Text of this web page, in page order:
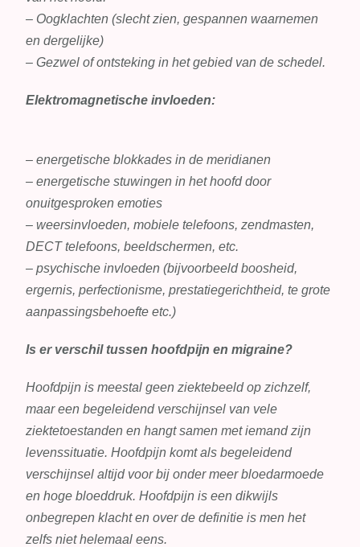
– Oogklachten (slecht zien, gespannen waarnemen
en dergelijke)
– Gezwel of ontsteking in het gebied van de schedel.
Elektromagnetische invloeden:
– energetische blokkades in de meridianen
– energetische stuwingen in het hoofd door
onuitgesproken emoties
– weersinvloeden, mobiele telefoons, zendmasten,
DECT telefoons, beeldschermen, etc.
– psychische invloeden (bijvoorbeeld boosheid,
ergernis, perfectionisme, prestatiegerichtheid, te grote
aanpassingsbehoefte etc.)
Is er verschil tussen hoofdpijn en migraine?
Hoofdpijn is meestal geen ziektebeeld op zichzelf,
maar een begeleidend verschijnsel van vele
ziektetoestanden en hangt samen met iemand zijn
levenssituatie. Hoofdpijn komt als begeleidend
verschijnsel altijd voor bij onder meer bloedarmoede
en hoge bloeddruk. Hoofdpijn is een dikwijls
onbegrepen klacht en over de definitie is men het
zelfs niet helemaal eens.